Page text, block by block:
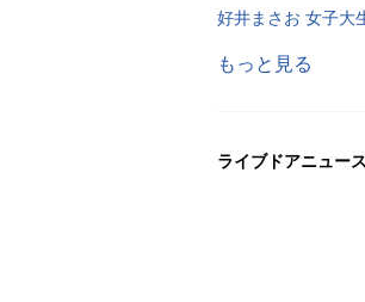
好井まさお 女子大
もっと見る
ライブドアニュー